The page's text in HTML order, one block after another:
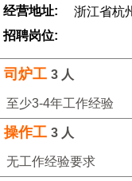
经营地址:
浙江省杭
招聘岗位:
司炉工 3 人
至少3-4年工作经验
操作工 3 人
无工作经验要求